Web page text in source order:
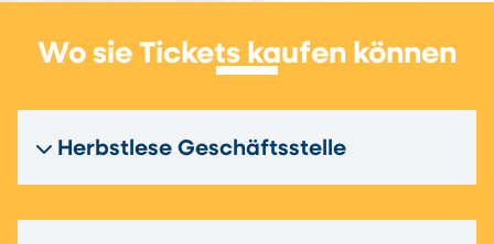
Wo sie Tickets kaufen können
Herbstlese Geschäftsstelle